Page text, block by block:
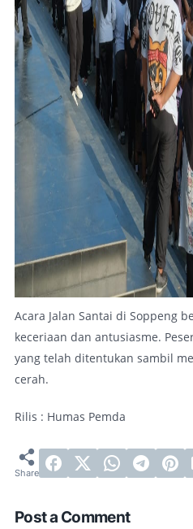
Acara Jalan Santai di Soppeng
keceriaan dan antusiasme.
yang telah ditentukan sambil
cerah.
Rilis : Humas Pemda
Post a Comment